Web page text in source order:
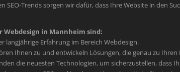
SEO-Trends sorgen wir dafür, dass Ihre Website in
in Mannheim sind:
langjährige Erfahrung im Bereich Webdesign.
Ihnen zu und entwickeln Lösungen, die genau zu Ihren
die neuesten Technologien, um sicherzustellen, dass